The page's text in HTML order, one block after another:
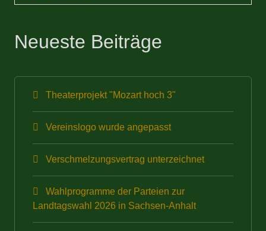
Neueste Beiträge
Theaterprojekt "Mozart hoch 3"
Vereinslogo wurde angepasst
Verschmelzungsvertrag unterzeichnet
Wahlprogramme der Parteien zur
Landtagswahl 2026 in Sachsen-Anhalt